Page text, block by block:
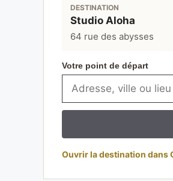
DESTINATION
Studio Aloha
64 rue des abysses
Votre point de départ
Ouvrir la destination dans